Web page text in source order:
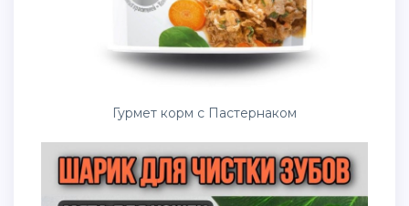
Гурмет корм с Пастернаком